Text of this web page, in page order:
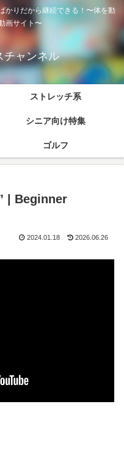
かりだから継続できる！〜体を動
画サイト〜
チャンネル
ストレッチ系
シニア向け特集
ゴルフ
| Beginner
2024.01.18 2026.06.26